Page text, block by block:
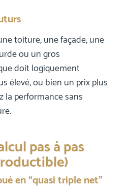
toiture, une façade, une
ou un gros
doit logiquement
élevé, ou bien un prix plus
la performance sans
pas à pas
en “quasi triple net”